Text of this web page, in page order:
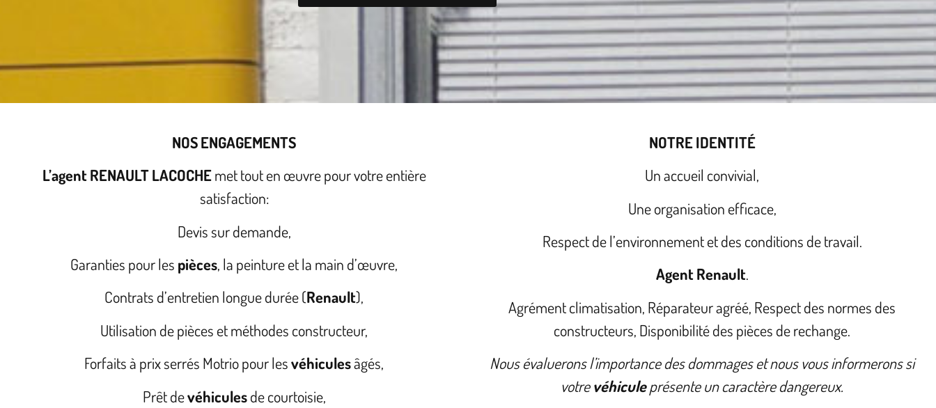
NOS ENGAGEMENTS
L’agent RENAULT LACOCHEmet tout en œuvre pour votre entière
satisfaction:
Devis sur demande,
Garanties pour les pièces, la peinture et la main d’œuvre,
Contrats d’entretien longue durée (Renault),
Utilisation de pièces et méthodes constructeur,
Forfaits à prix serrés Motrio pour lesvéhiculesâgés,
Prêt devéhiculesde courtoisie,
NOTRE IDENTITÉ
Un accueil convivial,
Une organisation efficace,
Respect de l’environnement et des conditions de travail.
Agent Renault.
Agrément climatisation, Réparateur agréé, Respect des normes des
constructeurs, Disponibilité des pièces de rechange.
Nous évaluerons l’importance des dommages et nous vous informerons si
votrevéhiculeprésente un caractère dangereux.